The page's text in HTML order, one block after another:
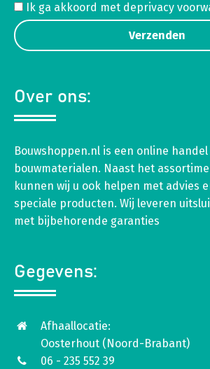
Ik ga akkoord met deprivacy
Over ons:
Bouwshoppen.nl is een online handel
bouwmaterialen. Naast het
kunnen wij u ook helpen met advies
speciale producten. Wij leveren
met bijbehorende garanties
Gegevens:
Afhaallocatie:
Oosterhout (Noord-Brabant)
06 - 235 552 39